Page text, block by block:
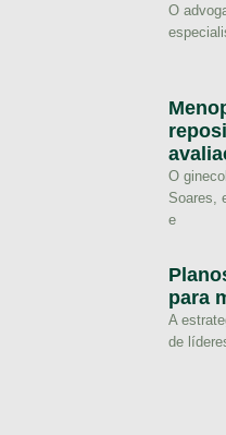
O
O
Soares,
e
para
A
de